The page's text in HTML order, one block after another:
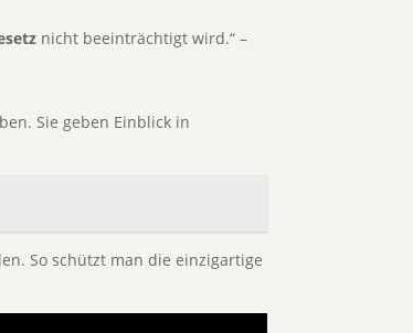
nicht beeinträchtigt wird.“ –
Sie geben Einblick in
So schützt man die einzigartige